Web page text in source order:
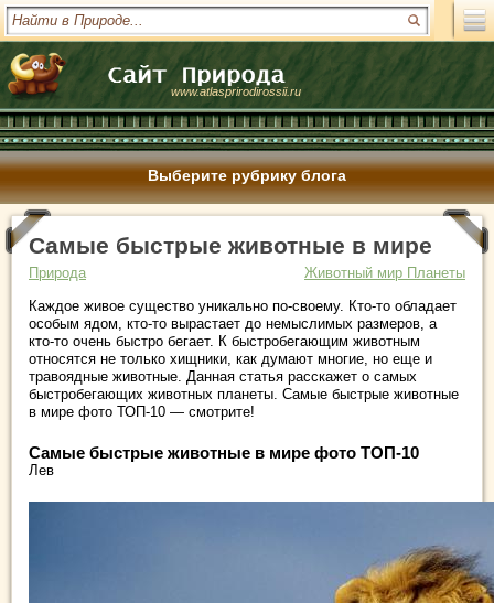
www.atlasprirodirossii.ru
Выберите рубрику блога
Самые быстрые животные в мире
Природа
Животный мир Планеты
Каждое живое существо уникально по-своему. Кто-то обладает
особым ядом, кто-то вырастает до немыслимых размеров, а
кто-то очень быстро бегает. К быстробегающим животным
относятся не только хищники, как думают многие, но еще и
травоядные животные. Данная статья расскажет о самых
быстробегающих животных планеты. Самые быстрые животные
в мире фото ТОП-10 — смотрите!
Самые быстрые животные в мире фото ТОП-10
Лев